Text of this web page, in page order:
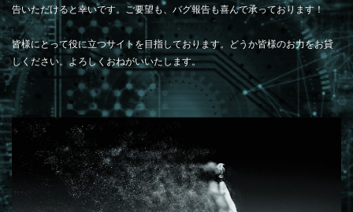
告いただけると幸いです。ご要望も、バグ報告も喜んで承っております！
皆様にとって役に立つサイトを目指しております。どうか皆様のお力をお貸
しください。よろしくおねがいいたします。